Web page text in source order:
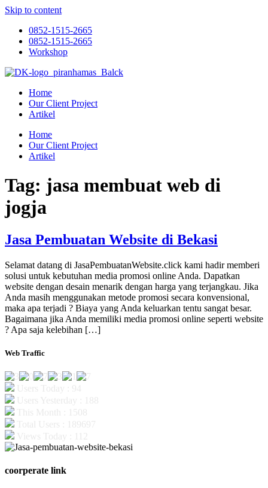
Skip to content
0852-1515-2665
0852-1515-2665
Workshop
Home
Our Client Project
Artikel
Home
Our Client Project
Artikel
Tag: jasa membuat web di
jogja
Jasa Pembuatan Website di Bekasi
Selamat datang di JasaPembuatanWebsite.click kami hadir memberi
solusi untuk kebutuhan media promosi online Anda. Dapatkan
website dengan desain menarik dengan harga yang terjangkau. Jika
Anda masih menggunakan metode promosi secara konvensional,
maka apa terjadi ? Biaya yang Anda keluarkan tentu sangat besar.
Bagaimana jika Anda memiliki media promosi online seperti website
? Apa saja kelebihan […]
Web Traffic
coorperate link